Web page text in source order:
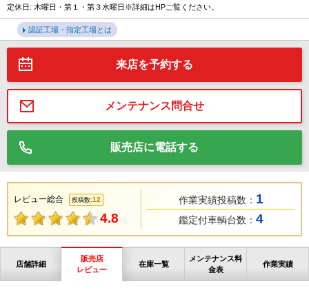
定休日: 木曜日・第１・第３水曜日※詳細はHPご覧ください。
認証工場・指定工場とは
来店を予約する
メンテナンス問合せ
販売店に電話する
レビュー総合 投稿数:12
4.8
作業実績投稿数： 1
鑑定付車輌台数： 4
店舗詳細
販売店
レビュー
在庫一覧
メンテナンス料
金表
作業実績